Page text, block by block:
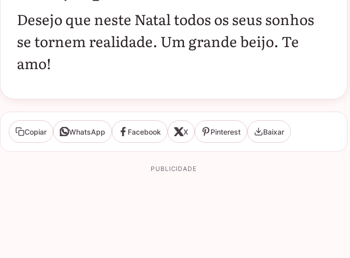
Desejo que neste Natal todos os seus sonhos
se tornem realidade. Um grande beijo. Te
amo!
Copiar WhatsApp Facebook X Pinterest Baixar
PUBLICIDADE